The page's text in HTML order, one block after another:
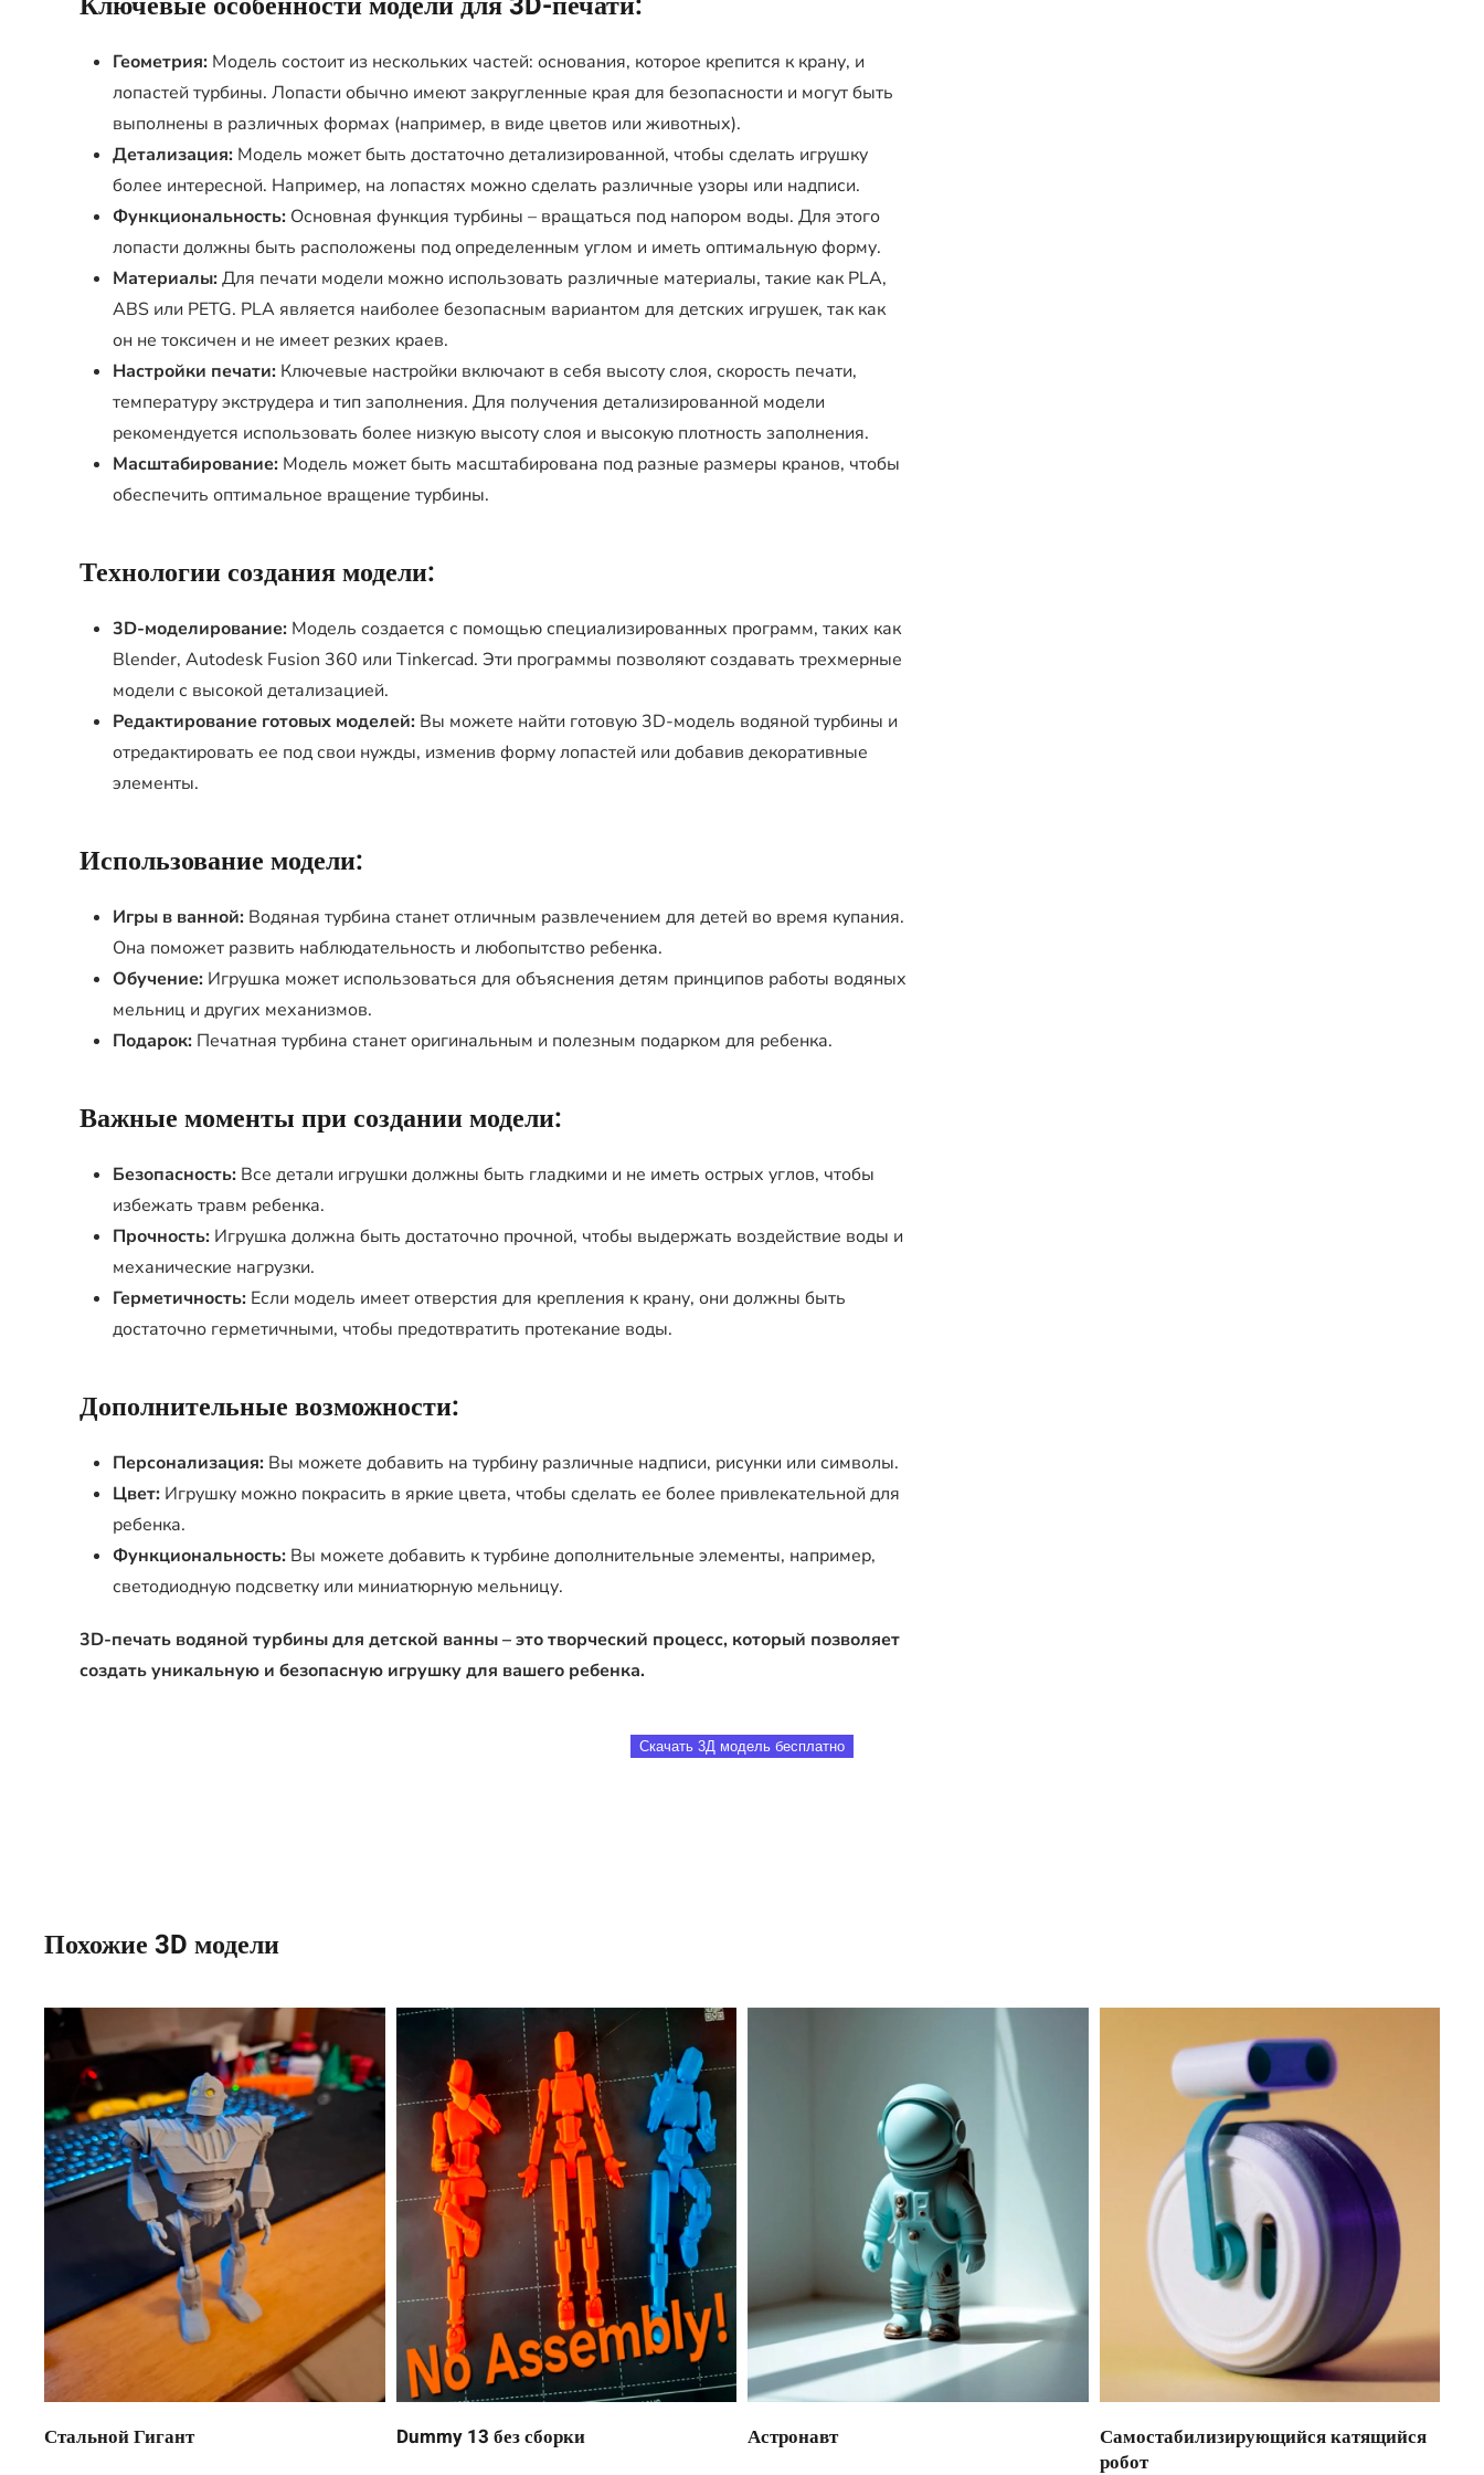
Геометрия: Модель состоит из нескольких частей: основания, которое крепится к крану, и
лопастей турбины. Лопасти обычно имеют закругленные края для безопасности и могут быть
выполнены в различных формах (например, в виде цветов или животных).
Детализация: Модель может быть достаточно детализированной, чтобы сделать игрушку
более интересной. Например, на лопастях можно сделать различные узоры или надписи.
Функциональность: Основная функция турбины – вращаться под напором воды. Для этого
лопасти должны быть расположены под определенным углом и иметь оптимальную форму.
Материалы:Для печати модели можно использовать различные материалы, такие как PLA,
ABS или PETG. PLA является наиболее безопасным вариантом для детских игрушек, так как
он не токсичен и не имеет резких краев.
Настройки печати: Ключевые настройки включают в себя высоту слоя, скорость печати,
температуру экструдера и тип заполнения. Для получения детализированной модели
рекомендуется использовать более низкую высоту слоя и высокую плотность заполнения.
Масштабирование: Модель может быть масштабирована под разные размеры кранов, чтобы
обеспечить оптимальное вращение турбины.
Технологии создания модели:
3D-моделирование: Модель создается с помощью специализированных программ, таких как
Blender, Autodesk Fusion 360 или Tinkercad. Эти программы позволяют создавать трехмерные
модели с высокой детализацией.
Редактирование готовых моделей: Вы можете найти готовую 3D-модель водяной турбины и
отредактировать ее под свои нужды, изменив форму лопастей или добавив декоративные
элементы.
Использование модели:
Игры в ванной: Водяная турбина станет отличным развлечением для детей во время купания.
Она поможет развить наблюдательность и любопытство ребенка.
Обучение: Игрушка может использоваться для объяснения детям принципов работы водяных
мельниц и других механизмов.
Подарок: Печатная турбина станет оригинальным и полезным подарком для ребенка.
Важные моменты при создании модели:
Безопасность: Все детали игрушки должны быть гладкими и не иметь острых углов, чтобы
избежать травм ребенка.
Прочность: Игрушка должна быть достаточно прочной, чтобы выдержать воздействие воды и
механические нагрузки.
Герметичность: Если модель имеет отверстия для крепления к крану, они должны быть
достаточно герметичными, чтобы предотвратить протекание воды.
Дополнительные возможности:
Персонализация: Вы можете добавить на турбину различные надписи, рисунки или символы.
Цвет: Игрушку можно покрасить в яркие цвета, чтобы сделать ее более привлекательной для
ребенка.
Функциональность: Вы можете добавить к турбине дополнительные элементы, например,
светодиодную подсветку или миниатюрную мельницу.
3D-печать водяной турбины для детской ванны – это творческий процесс, который позволяет
создать уникальную и безопасную игрушку для вашего ребенка.
Скачать 3Д модель бесплатно
Похожие 3D модели
Стальной Гигант Dummy 13 без сборки Астронавт
Самостабилизирующийся катящийся
робот